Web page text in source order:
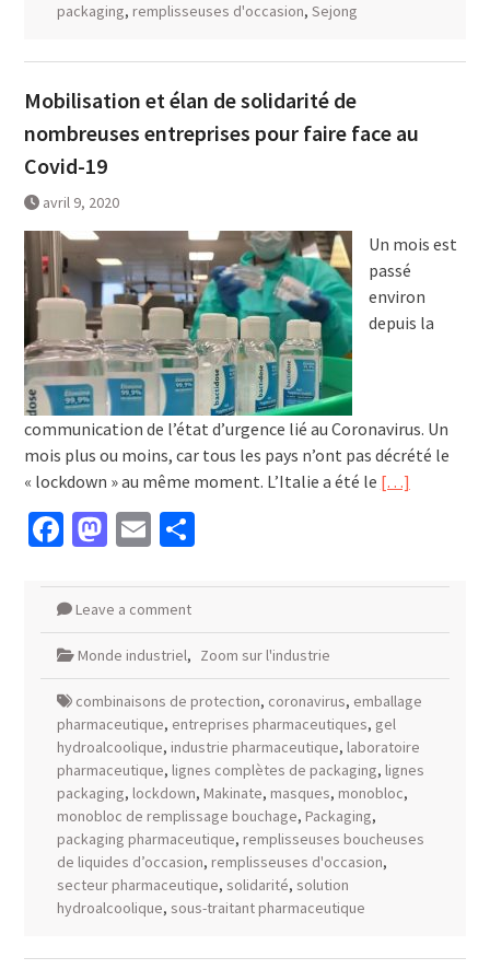
packaging, remplisseuses d'occasion, Sejong
Mobilisation et élan de solidarité de
nombreuses entreprises pour faire face au
Covid-19
avril 9, 2020
Un mois est
passé
environ
depuis la
communication de l’état d’urgence lié au Coronavirus. Un
mois plus ou moins, car tous les pays n’ont pas décrété le
« lockdown » au même moment. L’Italie a été le […]
Facebook
Mastodon
EmailPartager
Leave a comment
Monde industriel, Zoom sur l'industrie
combinaisons de protection, coronavirus, emballage
pharmaceutique, entreprises pharmaceutiques, gel
hydroalcoolique, industrie pharmaceutique, laboratoire
pharmaceutique, lignes complètes de packaging, lignes
packaging, lockdown, Makinate, masques, monobloc,
monobloc de remplissage bouchage, Packaging,
packaging pharmaceutique, remplisseuses boucheuses
de liquides d’occasion, remplisseuses d'occasion,
secteur pharmaceutique, solidarité, solution
hydroalcoolique, sous-traitant pharmaceutique